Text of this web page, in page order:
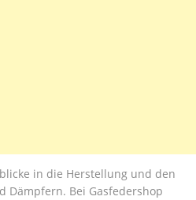
in die Herstellung und den
Dämpfern. Bei Gasfedershop